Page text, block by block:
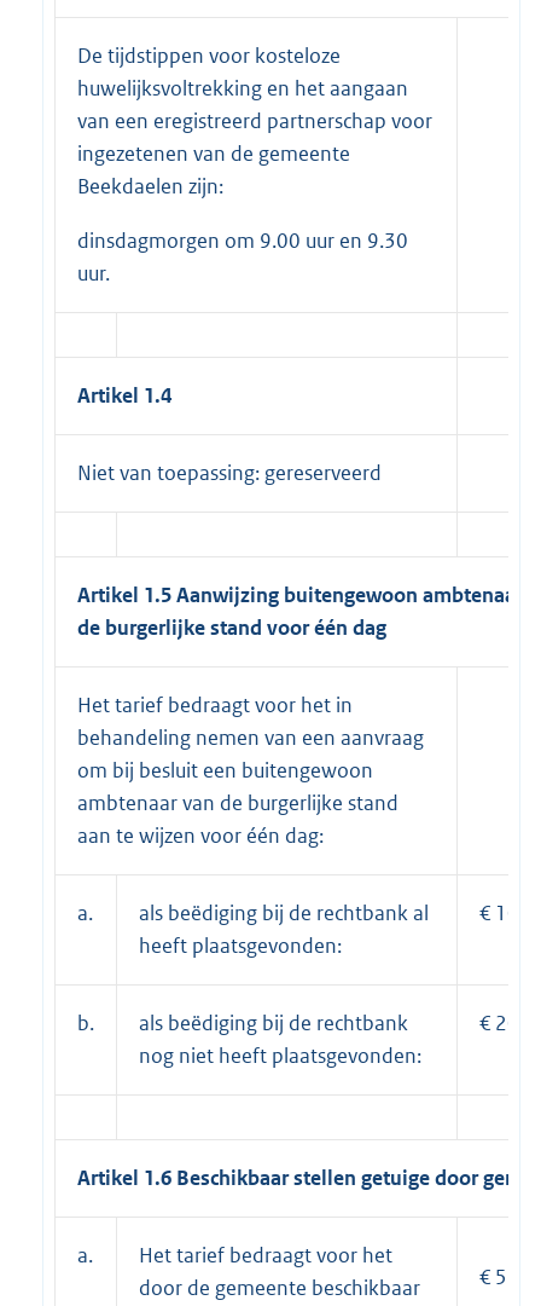
De tijdstippen voor kosteloze
huwelijksvoltrekking en het aangaan
van een eregistreerd partnerschap voor
ingezetenen van de gemeente
Beekdaelen zijn:
dinsdagmorgen om 9.00 uur en 9.30
uur.
Artikel 1.4
Niet van toepassing: gereserveerd
Artikel 1.5 Aanwijzing buitengewoon ambtenaar
de burgerlijke stand voor één dag
Het tarief bedraagt voor het in
behandeling nemen van een aanvraag
om bij besluit een buitengewoon
ambtenaar van de burgerlijke stand
aan te wijzen voor één dag:
a.
als beëdiging bij de rechtbank al
heeft plaatsgevonden:
€
b.
als beëdiging bij de rechtbank
nog niet heeft plaatsgevonden:
€
Artikel 1.6 Beschikbaar stellen getuige door
a.
Het tarief bedraagt voor het
door de gemeente beschikbaar
€